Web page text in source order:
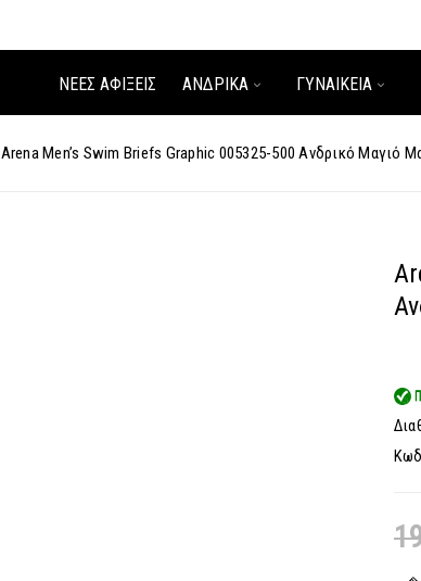
ΝΈΕΣ ΑΦΊΞΕΙΣ ΑΝΔΡΙΚΑ ΓΥΝΑΙΚΕΙΑ
Arena Men’s Swim Briefs Graphic 005325-500 Ανδρικό Μαγιό